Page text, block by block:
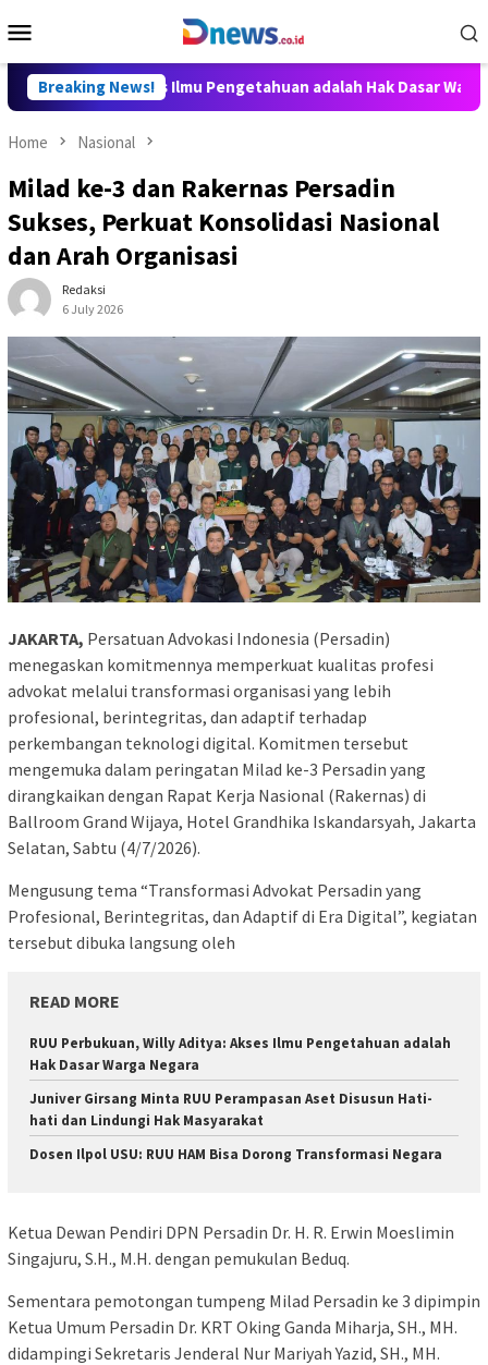
to
Menu
Breaking News!
Akses Ilmu Pengetahuan adalah Hak Dasar Warga Negara
Home Nasional
Milad ke-3 dan Rakernas Persadin
Sukses, Perkuat Konsolidasi Nasional
dan Arah Organisasi
Redaksi
6 July 2026
JAKARTA, Persatuan Advokasi Indonesia (Persadin)
menegaskan komitmennya memperkuat kualitas profesi
advokat melalui transformasi organisasi yang lebih
profesional, berintegritas, dan adaptif terhadap
perkembangan teknologi digital. Komitmen tersebut
mengemuka dalam peringatan Milad ke-3 Persadin yang
dirangkaikan dengan Rapat Kerja Nasional (Rakernas) di
Ballroom Grand Wijaya, Hotel Grandhika Iskandarsyah, Jakarta
Selatan, Sabtu (4/7/2026).
Mengusung tema “Transformasi Advokat Persadin yang
Profesional, Berintegritas, dan Adaptif di Era Digital”, kegiatan
tersebut dibuka langsung oleh
READ MORE
RUU Perbukuan, Willy Aditya: Akses Ilmu Pengetahuan adalah
Hak Dasar Warga Negara
Juniver Girsang Minta RUU Perampasan Aset Disusun Hati-
hati dan Lindungi Hak Masyarakat
Dosen Ilpol USU: RUU HAM Bisa Dorong Transformasi Negara
Ketua Dewan Pendiri DPN Persadin Dr. H. R. Erwin Moeslimin
Singajuru, S.H., M.H. dengan pemukulan Beduq.
Sementara pemotongan tumpeng Milad Persadin ke 3 dipimpin
Ketua Umum Persadin Dr. KRT Oking Ganda Miharja, SH., MH.
didampingi Sekretaris Jenderal Nur Mariyah Yazid, SH., MH.